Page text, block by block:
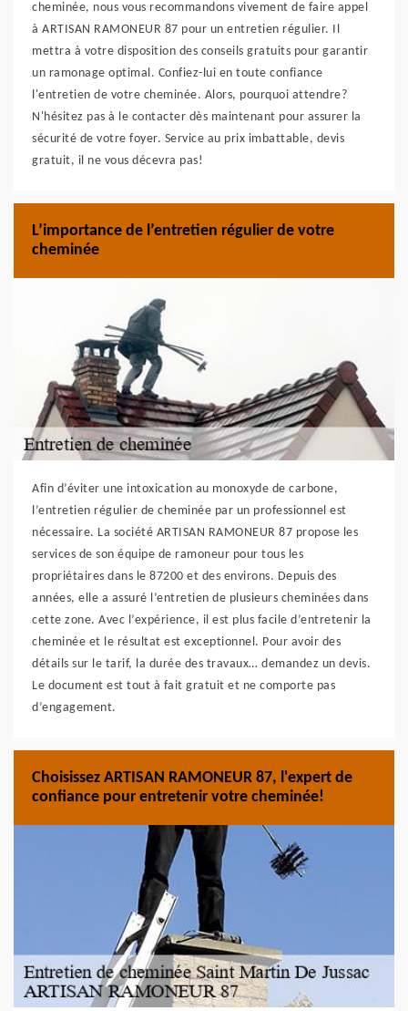
cheminée, nous vous recommandons vivement de faire appel
à ARTISAN RAMONEUR 87 pour un entretien régulier. Il
mettra à votre disposition des conseils gratuits pour garantir
un ramonage optimal. Confiez-lui en toute confiance
l'entretien de votre cheminée. Alors, pourquoi attendre?
N'hésitez pas à le contacter dès maintenant pour assurer la
sécurité de votre foyer. Service au prix imbattable, devis
gratuit, il ne vous décevra pas!
L’importance de l’entretien régulier de votre
cheminée
Afin d’éviter une intoxication au monoxyde de carbone,
l’entretien régulier de cheminée par un professionnel est
nécessaire. La société ARTISAN RAMONEUR 87 propose les
services de son équipe de ramoneur pour tous les
propriétaires dans le 87200 et des environs. Depuis des
années, elle a assuré l’entretien de plusieurs cheminées dans
cette zone. Avec l’expérience, il est plus facile d’entretenir la
cheminée et le résultat est exceptionnel. Pour avoir des
détails sur le tarif, la durée des travaux… demandez un devis.
Le document est tout à fait gratuit et ne comporte pas
d’engagement.
Choisissez ARTISAN RAMONEUR 87, l'expert de
confiance pour entretenir votre cheminée!